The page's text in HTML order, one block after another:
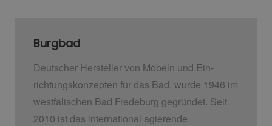
Burgbad
Deutscher Hersteller von Möbeln und Ein­
richtungskonzepten für das Bad, wurde 1946 im
westfälischen Bad Fredeburg gegründet. Seit
2010 ist das international agierende